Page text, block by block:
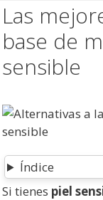
Las
base de
sensible
Índice
Si tienes piel